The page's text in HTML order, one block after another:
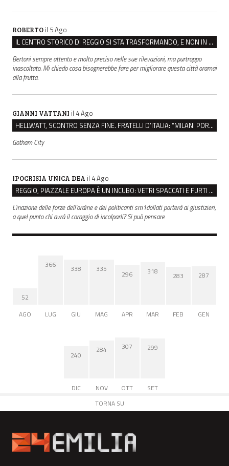
ROBERTO il 5 Ago
IL CENTRO STORICO DI REGGIO SI STA TRASFORMANDO, E NON IN MEGLIO
Bertoni sempre attento e molto preciso nelle sue rilevazioni, ma purtroppo
inascoltato. Mi chiedo cosa bisognerebbe fare per migliorare questa città oramai
alla frutta.
GIANNI VATTANI il 4 Ago
HELLWATT, SCONTRO SENZA FINE. FRATELLI D’ITALIA: “MILANI PORTA DOCUMENTI, DE FRANCO INSULTI”
Gotham City
IPOCRISIA UNICA DEA il 4 Ago
REGGIO, PIAZZALE EUROPA È UN INCUBO: VETRI SPACCATI E FURTI SULLE AUTO IN SOSTA
L'inazione delle forze dell'ordine e dei politicanti sm1dollati porterà ai giustizieri,
a quel punto chi avrà il coraggio di incolparli? Si può pensare
52
AGO
366
LUG
338
GIU
335
MAG
296
APR
318
MAR
283
FEB
287
GEN
240
DIC
284
NOV
307
OTT
299
SET
TORNA SU